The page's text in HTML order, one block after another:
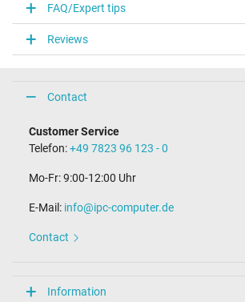
FAQ/Expert tips
Reviews
Contact
Customer Service
Telefon:+49 7823 96 123 - 0
Mo-Fr: 9:00-12:00 Uhr
E-Mail: info@ipc-computer.de
Contact
Information